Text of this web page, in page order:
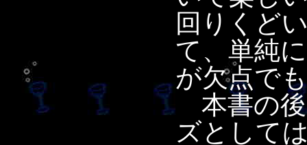
回りくど
て、単純
が欠点で
本書の
ズとして